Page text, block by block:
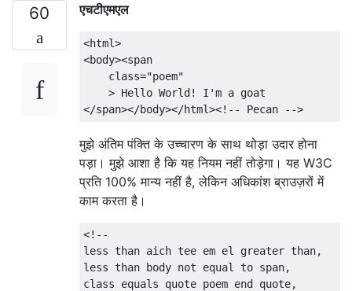
60 एचटीएमएल
<html>
<body><span
    class="poem"
    > Hello World! I'm a goat
मुझे अंतिम पंक्ति के उच्चारण के साथ थोड़ा उदार होना
पड़ा। मुझे आशा है कि यह नियम नहीं तोड़ेगा। यह W3C
प्रति 100% मान्य नहीं है, लेकिन अधिकांश ब्राउज़रों में
काम करता है।
<!--
less than aich tee em el greater than,
less than body not equal to span,
class equals quote poem end quote,